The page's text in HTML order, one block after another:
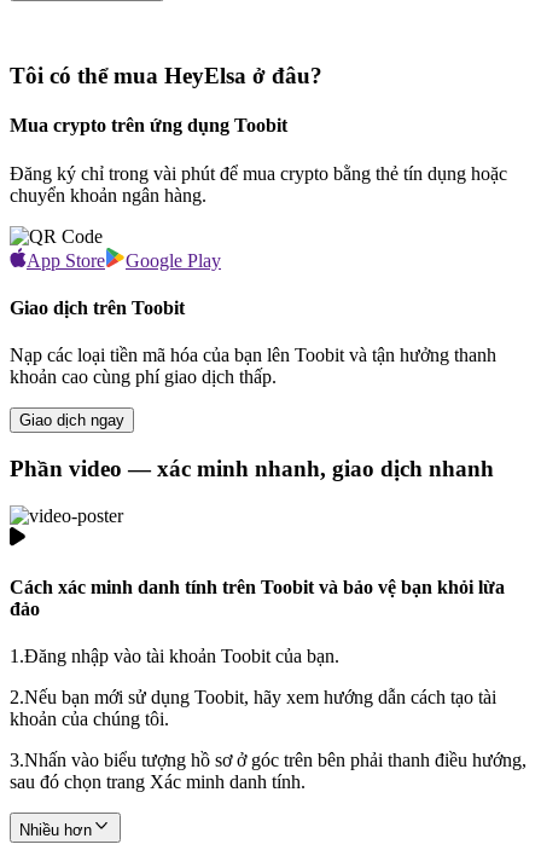
Tôi có thể mua HeyElsa ở đâu?
Mua crypto trên ứng dụng Toobit
Đăng ký chỉ trong vài phút để mua crypto bằng thẻ tín dụng hoặc
chuyển khoản ngân hàng.
App Store Google Play
Giao dịch trên Toobit
Nạp các loại tiền mã hóa của bạn lên Toobit và tận hưởng thanh
khoản cao cùng phí giao dịch thấp.
Giao dịch ngay
Phần video — xác minh nhanh, giao dịch nhanh
Cách xác minh danh tính trên Toobit và bảo vệ bạn khỏi lừa
đảo
1.Đăng nhập vào tài khoản Toobit của bạn.
2.Nếu bạn mới sử dụng Toobit, hãy xem hướng dẫn cách tạo tài
khoản của chúng tôi.
3.Nhấn vào biểu tượng hồ sơ ở góc trên bên phải thanh điều hướng,
sau đó chọn trang Xác minh danh tính.
Nhiều hơn